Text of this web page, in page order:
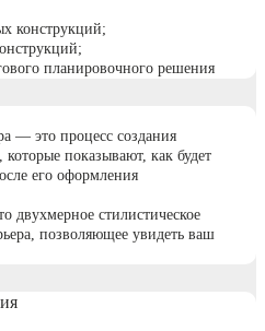
конструкций;
планировочного решения
— это процесс создания
показывают, как будет
его оформления
двухмерное стилистическое
позволяющее увидеть ваш